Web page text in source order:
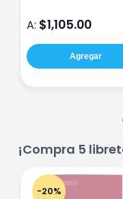
A: $1,105.00
Agregar
¡Compra 5
-20%